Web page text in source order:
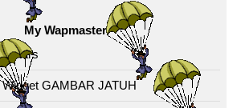
My Wapmaster
4 stars
Widget GAMBAR JATUH